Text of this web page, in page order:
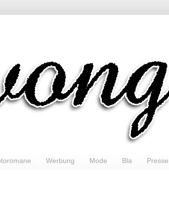
Werbung Mode Bla Presse